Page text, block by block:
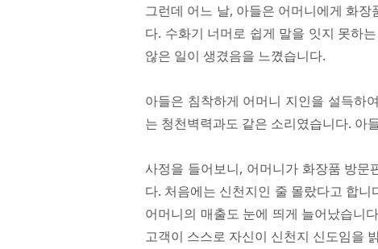
그런데 어느 날, 아들은 어머니에게 화
다. 수화기 너머로 쉽게 말을 잇지 못하
않은 일이 생겼음을 느꼈습니다.
아들은 침착하게 어머니 지인을 설득하
는 청천벽력과도 같은 소리였습니다. 아
사정을 들어보니, 어머니가 화장품 방
다. 처음에는 신천지인 줄 몰랐다고 합
어머니의 매출도 눈에 띄게 늘어났습니
고객이 스스로 자신이 신천지 신도임을